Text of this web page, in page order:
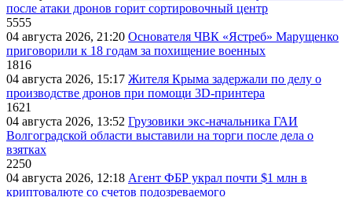
после атаки дронов горит сортировочный центр
5555
04 августа 2026, 21:20 Основателя ЧВК «Ястреб» Марущенко
приговорили к 18 годам за похищение военных
1816
04 августа 2026, 15:17 Жителя Крыма задержали по делу о
производстве дронов при помощи 3D‑принтера
1621
04 августа 2026, 13:52 Грузовики экс-начальника ГАИ
Волгоградской области выставили на торги после дела о
взятках
2250
04 августа 2026, 12:18 Агент ФБР украл почти $1 млн в
криптовалюте со счетов подозреваемого